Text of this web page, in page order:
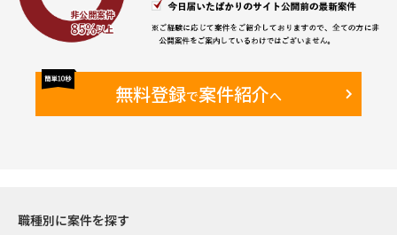
無料登録で案件紹介へ
職種別に案件を探す